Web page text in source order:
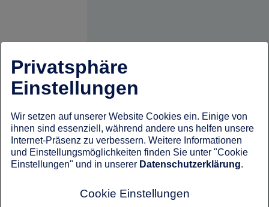
Privatsphäre
Einstellungen
Wir setzen auf unserer Website Cookies ein. Einige von
ihnen sind essenziell, während andere uns helfen unsere
Internet-Präsenz zu verbessern. Weitere Informationen
und Einstellungsmöglichkeiten finden Sie unter "Cookie
Einstellungen" und in unserer Datenschutzerklärung.
Cookie Einstellungen